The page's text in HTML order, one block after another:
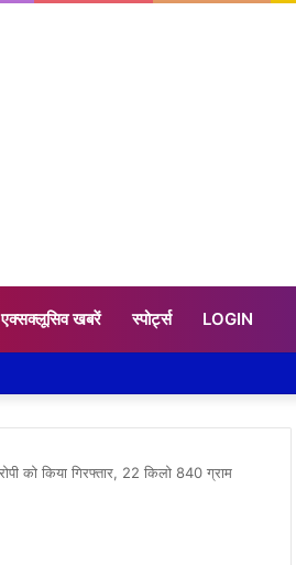
एक्सक्लूसिव खबरें स्पोर्ट्स LOGIN
को किया गिरफ्तार, 22 किलो 840 ग्राम